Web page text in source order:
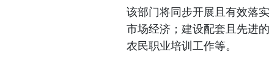
该部门将同步开展且有效落
市场经济；建设配套且先进
农民职业培训工作等。